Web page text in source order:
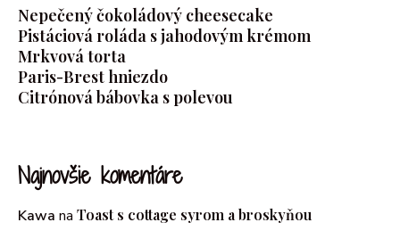
Nepečený čokoládový cheesecake
Pistáciová roláda s jahodovým krémom
Mrkvová torta
Paris-Brest hniezdo
Citrónová bábovka s polevou
Najnovšie komentáre
Kawa na Toast s cottage syrom a broskyňou